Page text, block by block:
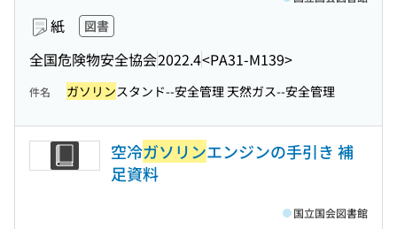
紙 図書
全国危険物安全協会2022.4<PA31-M139>
件名 ガソリンスタンド--安全管理 天然ガス--安全管理
空冷ガソリンエンジンの手引き 補
足資料
国立国会図書館